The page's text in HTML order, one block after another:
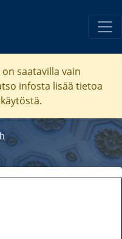
saatavilla vain
infosta lisää tietoa